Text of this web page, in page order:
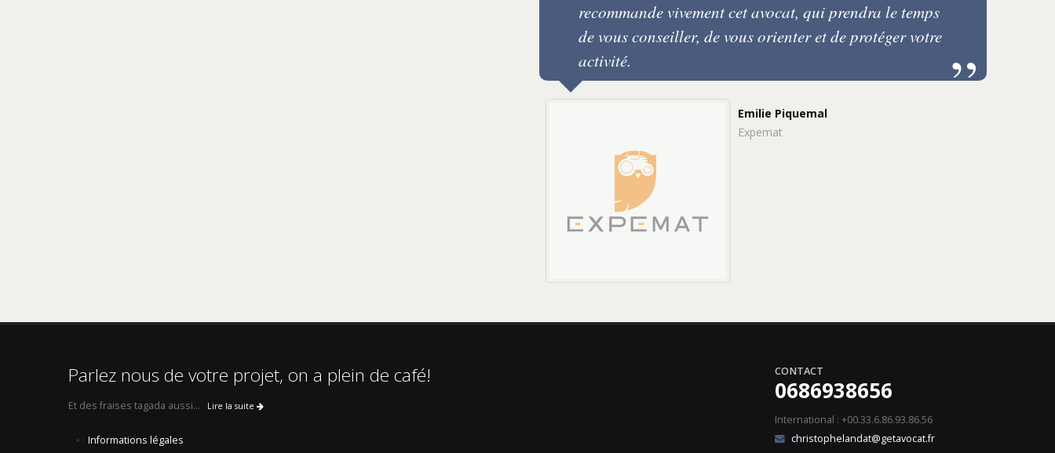
recommande vivement cet avocat, qui prendra le temps
de vous conseiller, de vous orienter et de protéger votre
activité.
Emilie Piquemal
Expemat
Parlez nous de votre projet, on a plein de café!
Et des fraises tagada aussi... Lire la suite
Informations légales
CONTACT
0686938656
International : +00.33.6.86.93.86.56
christophelandat@getavocat.fr